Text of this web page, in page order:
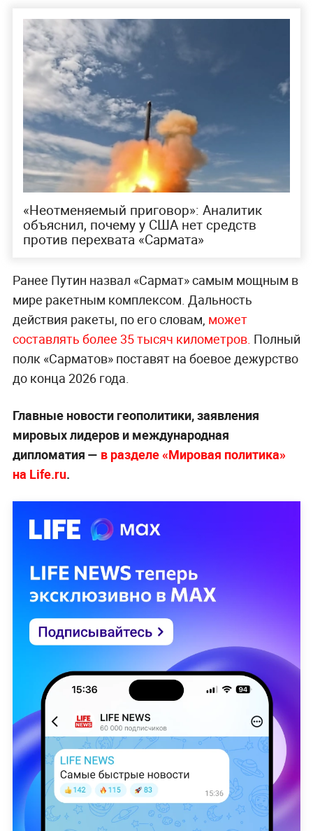
«Неотменяемый приговор»: Аналитик
объяснил, почему у США нет средств
против перехвата «Сармата»
Ранее Путин назвал «Сармат» самым мощным в
мире ракетным комплексом. Дальность
действия ракеты, по его словам, может
составлять более 35 тысяч километров. Полный
полк «Сарматов» поставят на боевое дежурство
до конца 2026 года.
Главные новости геополитики, заявления
мировых лидеров и международная
дипломатия — в разделе «Мировая политика»
на Life.ru.